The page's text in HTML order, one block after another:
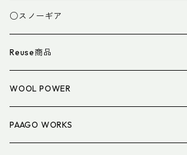
スパッツ・ゲイター
衣類小物
アイウェア
マット
寝具小物
○スノーギア
Reuse商品
WOOL POWER
PAAGO WORKS